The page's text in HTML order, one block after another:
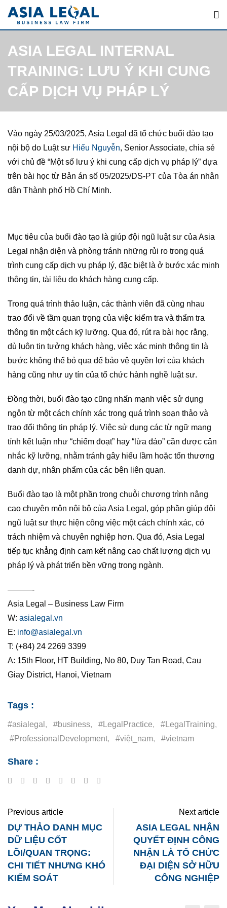
Skip
ASIA LEGAL INTERNAL
TRAINING: LƯU Ý KHI CUNG
CẤP DỊCH VỤ PHÁP LÝ
Vào ngày 25/03/2025, Asia Legal đã tổ chức buổi đào tạo
nội bộ do Luật sư Hiếu Nguyễn, Senior Associate, chia sẻ
với chủ đề “Một số lưu ý khi cung cấp dịch vụ pháp lý” dựa
trên bài học từ Bản án số 05/2025/DS-PT của Tòa án nhân
dân Thành phố Hồ Chí Minh.
Mục tiêu của buổi đào tạo là giúp đội ngũ luật sư của Asia
Legal nhận diện và phòng tránh những rủi ro trong quá
trình cung cấp dịch vụ pháp lý, đặc biệt là ở bước xác minh
thông tin, tài liệu do khách hàng cung cấp.
Trong quá trình thảo luận, các thành viên đã cùng nhau
trao đổi về tầm quan trọng của việc kiểm tra và thẩm tra
thông tin một cách kỹ lưỡng. Qua đó, rút ra bài học rằng,
dù luôn tin tưởng khách hàng, việc xác minh thông tin là
bước không thể bỏ qua để bảo vệ quyền lợi của khách
hàng cũng như uy tín của tổ chức hành nghề luật sư.
Đồng thời, buổi đào tạo cũng nhấn mạnh việc sử dụng
ngôn từ một cách chính xác trong quá trình soạn thảo và
trao đổi thông tin pháp lý. Việc sử dụng các từ ngữ mang
tính kết luận như “chiếm đoạt” hay “lừa đảo” cần được cân
nhắc kỹ lưỡng, nhằm tránh gây hiểu lầm hoặc tổn thương
danh dự, nhân phẩm của các bên liên quan.
Buổi đào tạo là một phần trong chuỗi chương trình nâng
cao chuyên môn nội bộ của Asia Legal, góp phần giúp đội
ngũ luật sư thực hiện công việc một cách chính xác, có
trách nhiệm và chuyên nghiệp hơn. Qua đó, Asia Legal
tiếp tục khẳng định cam kết nâng cao chất lượng dịch vụ
pháp lý và phát triển bền vững trong ngành.
———-
Asia Legal – Business Law Firm
W: asialegal.vn
E: info@asialegal.vn
T: (+84) 24 2269 3399
A: 15th Floor, HT Building, No 80, Duy Tan Road, Cau
Giay District, Hanoi, Vietnam
Tags :
#asialegal , #business, #LegalPractice, #LegalTraining,
#ProfessionalDevelopment, #việt_nam, #vietnam
Share :
Google+LinkedInTumblrRedditShare
Previous article
DỰ THẢO DANH MỤC
DỮ LIỆU CỐT
LÕI/QUAN TRỌNG:
CHI TIẾT NHƯNG KHÓ
KIỂM SOÁT
Next article
ASIA LEGAL NHẬN
QUYẾT ĐỊNH CÔNG
NHẬN LÀ TỔ CHỨC
ĐẠI DIỆN SỞ HỮU
CÔNG NGHIỆP